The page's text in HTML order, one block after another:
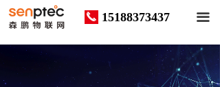
끀
끅 15188373437